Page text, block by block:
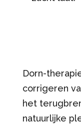
Dorn-
corrigeren
het
natuurlijke